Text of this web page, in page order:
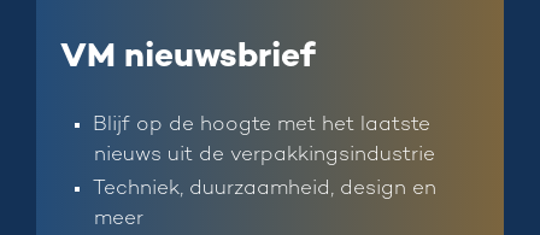
VM nieuwsbrief
Blijf op de hoogte met het laatste
nieuws uit de verpakkingsindustrie
Techniek, duurzaamheid, design en
meer